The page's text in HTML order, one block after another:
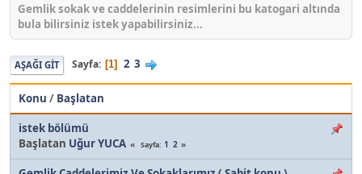
Gemlik sokak ve caddelerinin resimlerini bu katogari altında
bula bilirsiniz istek yapabilirsiniz...
AŞAĞI GIT Sayfa 1 2 3
Konu / Başlatan
istek bölümü
Başlatan Uğur YUCA Sayfa 1 2